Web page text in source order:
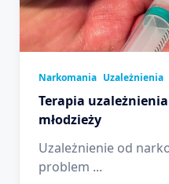
Narkomania Uzależnienia
Terapia
młodzieży
Uzależnienie od
problem ...